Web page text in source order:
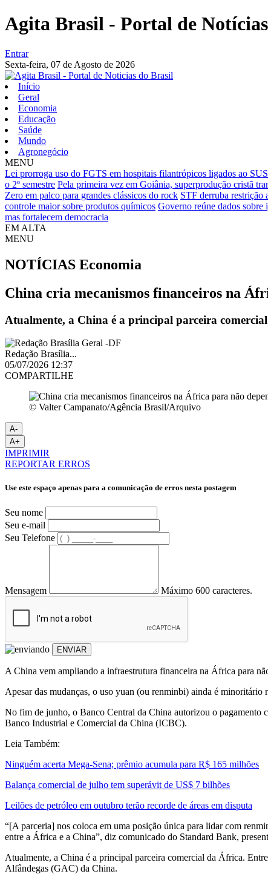
Agita Brasil - Portal de Notícias
Entrar
Sexta-feira, 07 de Agosto de 2026
Início
Geral
Economia
Educação
Saúde
Mundo
Agronegócio
MENU
Lei prorroga uso do FGTS em hospitais filantrópicos ligados ao SUS
o 2º semestre Pela primeira vez em Goiânia, superprodução cristã
Zero em palco para grandes clássicos do rock STF derruba restrição
controle maior sobre produtos químicos Governo reúne dados sobre
mas fortalecem democracia
EM ALTA
MENU
NOTÍCIAS Economia
China cria mecanismos financeiros na
Atualmente, a China é a principal parceira
Redação Brasília...
05/07/2026 12:37
COMPARTILHE
© Valter Campanato/Agência Brasil/Arquivo
A-
A+
IMPRIMIR
REPORTAR ERROS
Use este espaço apenas para a comunicação de erros nesta postagem
Seu nome
Seu e-mail
Seu Telefone
Mensagem Máximo 600 caracteres.
ENVIAR
A China vem ampliando a infraestrutura financeira na África para
Apesar das mudanças, o uso yuan (ou renminbi) ainda é minoritário
No fim de junho, o Banco Central da China autorizou o pagamento
Banco Industrial e Comercial da China (ICBC).
Leia Também:
Ninguém acerta Mega-Sena; prêmio acumula para R$ 165 milhões
Balança comercial de julho tem superávit de US$ 7 bilhões
Leilões de petróleo em outubro terão recorde de áreas em disputa
“[A parceria] nos coloca em uma posição única para lidar com
entre a África e a China”, diz comunicado do Standard Bank,
Atualmente, a China é a principal parceira comercial da África.
Alfândegas (GAC) da China.